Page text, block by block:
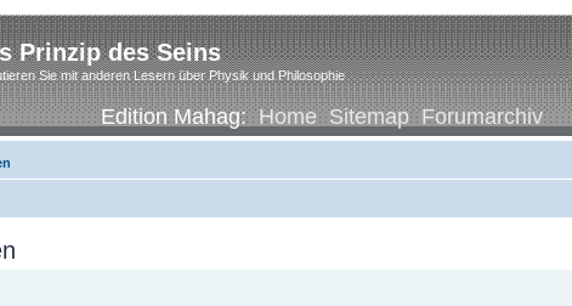
Prinzip des Seins
Sie mit anderen Lesern über Physik und Philosophie
Edition Mahag:Home Sitemap Forumarchiv